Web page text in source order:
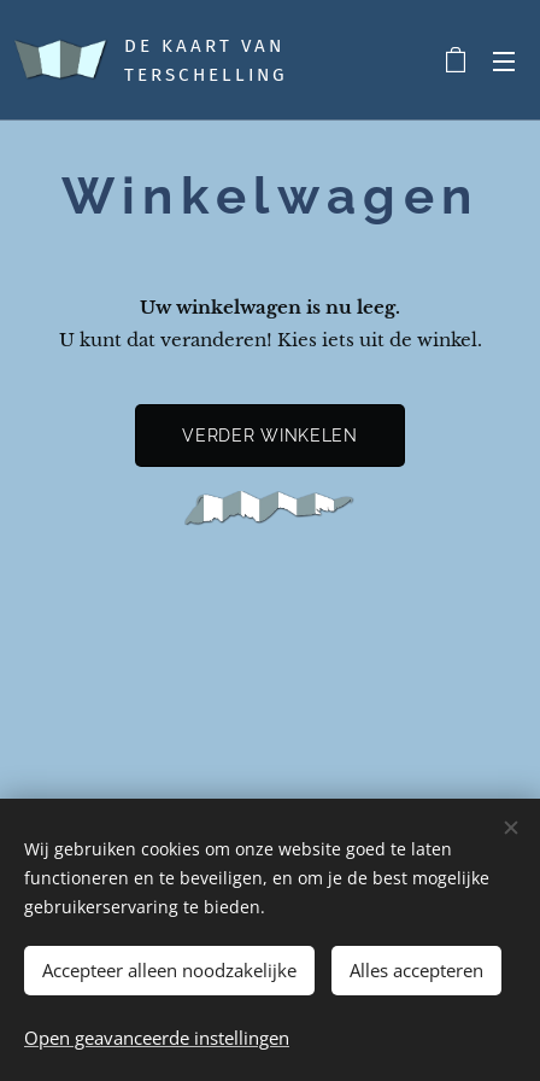
DE KAART VAN
TERSCHELLING
Winkelwagen
Uw winkelwagen is nu leeg.
U kunt dat veranderen! Kies iets uit de winkel.
VERDER WINKELEN
2023 Klik hier voor :
Algemene Voorwaarden
De Kaart van Terschelling,
rechten voorbehouden
Wij gebruiken cookies om onze website goed te laten
functioneren en te beveiligen, en om je de best mogelijke
gebruikerservaring te bieden.
Accepteer alleen noodzakelijke Alles accepteren
Open geavanceerde instellingen